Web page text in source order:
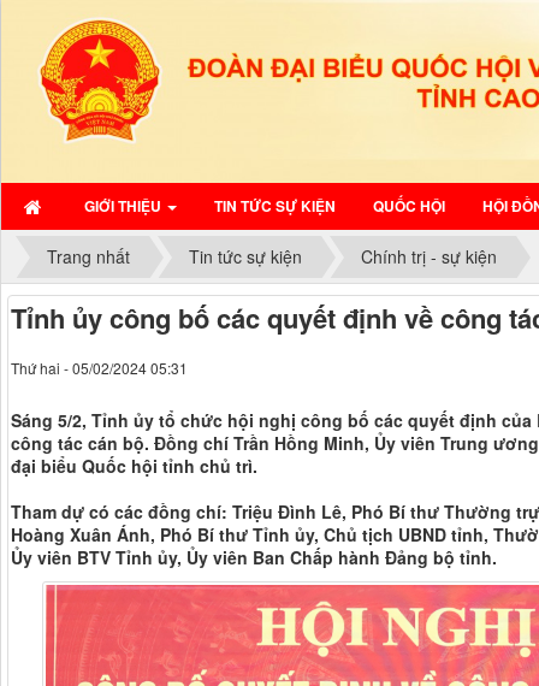
GIỚI THIỆU TIN TỨC SỰ KIỆN QUỐC HỘI HỘI
Trang nhất Tin tức sự kiện Chính trị - sự kiện
Tỉnh ủy công bố các quyết định về công
Thứ hai - 05/02/2024 05:31
Sáng 5/2, Tỉnh ủy tổ chức hội nghị công bố các quyết định
công tác cán bộ. Đồng chí Trần Hồng Minh, Ủy viên Trung
đại biểu Quốc hội tỉnh chủ trì.
Tham dự có các đồng chí: Triệu Đình Lê, Phó Bí thư Thường
Hoàng Xuân Ánh, Phó Bí thư Tỉnh ủy, Chủ tịch UBND tỉnh,
Ủy viên BTV Tỉnh ủy, Ủy viên Ban Chấp hành Đảng bộ tỉnh.